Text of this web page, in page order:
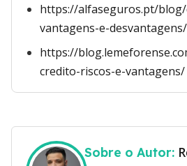
https://alfaseguros.pt/
vantagens-e-desvantagens/
https://
credito-riscos-e-vantagens/
Sobre o Autor: